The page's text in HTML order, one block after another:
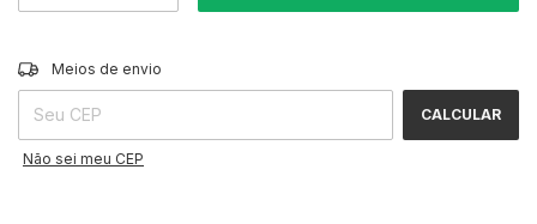
Entregas para o CEP:
Meios de envio
CALCULAR
Não sei meu CEP